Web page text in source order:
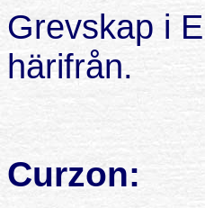
Grevskap i
härifrån.
Curzon: